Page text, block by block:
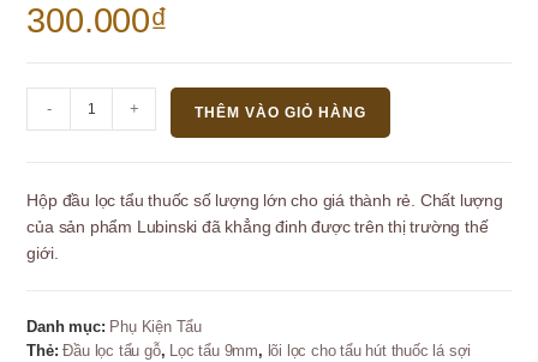
300.000₫
đầu
lọc
cho
tẩu
lá
- + THÊM VÀO GIỎ HÀNG
Hộp đầu lọc tẩu thuốc số lượng lớn cho giá thành rẻ. Chất lượng
của sản phẩm Lubinski đã khẳng đinh được trên thị trường thế
giới.
Danh mục: Phụ Kiện Tẩu
Thẻ:Đầu lọc tẩu gỗ, Lọc tẩu 9mm, lõi lọc cho tẩu hút thuốc lá sợi